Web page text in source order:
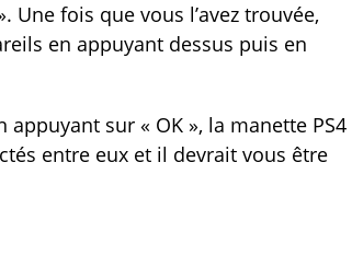
fois que vous l’avez trouvée,
en appuyant dessus puis en
sur « OK », la manette PS4
entre eux et il devrait vous être